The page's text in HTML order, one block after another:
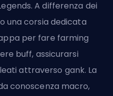
A differenza dei
una corsia dedicata
per fare farming
buff, assicurarsi
attraverso gank. La
conoscenza macro,